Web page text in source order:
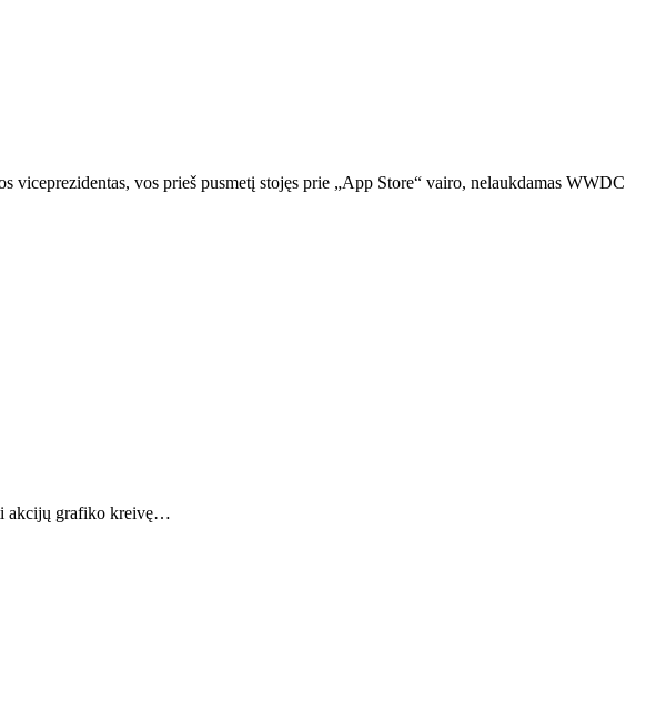
viceprezidentas, vos prieš pusmetį stojęs prie „App Store“ vairo, nelaukdamas WWDC
akcijų grafiko kreivę…